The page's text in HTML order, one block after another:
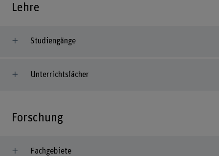
Lehre
Studiengänge
Unterrichtsfächer
Forschung
Fachgebiete